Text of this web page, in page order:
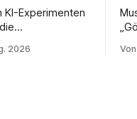
KI-Experimenten
packender
2026